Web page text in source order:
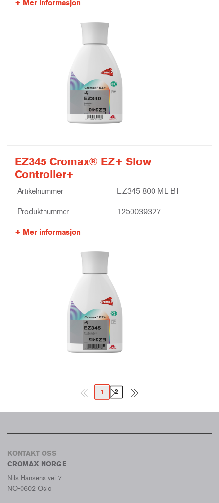
Mer informasjon
EZ345 Cromax® EZ+ Slow
Controller+
Artikelnummer EZ345 800 ML BT
Produktnummer 1250039327
Mer informasjon
1 2
KONTAKT OSS
CROMAX NORGE
Nils Hansens vei 7
NO-0602 Oslo